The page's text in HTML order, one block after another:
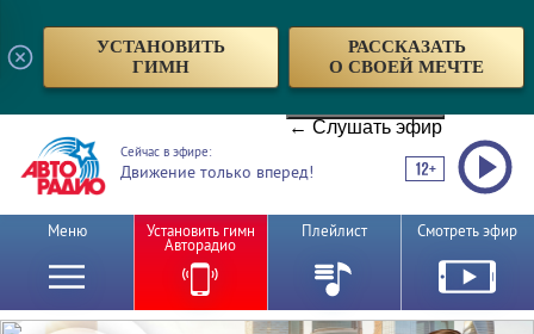
УСТАНОВИТЬ
ГИМН
РАССКАЗАТЬ
О СВОЕЙ МЕЧТЕ
← Слушать эфир
Сейчас в эфире:
Движение только вперед!
Меню Установить гимн
Авторадио
Плейлист Смотреть эфир